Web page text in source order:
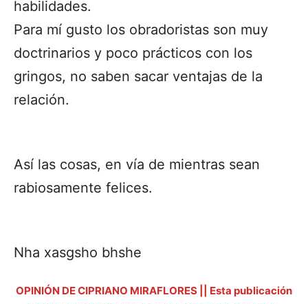
habilidades.
Para mí gusto los obradoristas son muy
doctrinarios y poco prácticos con los
gringos, no saben sacar ventajas de la
relación.
Así las cosas, en vía de mientras sean
rabiosamente felices.
Nha xasgsho bhshe
OPINIÓN DE CIPRIANO MIRAFLORES || Esta publicación